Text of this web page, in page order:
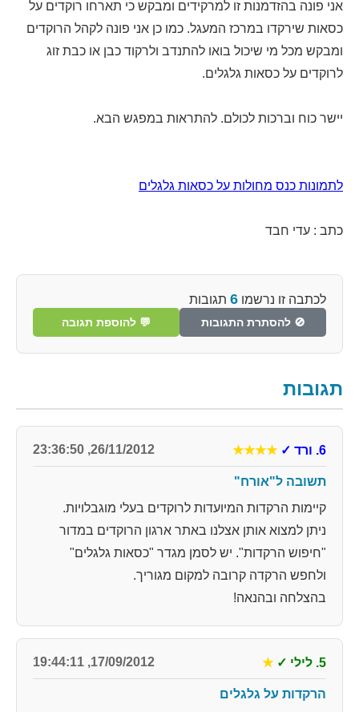
אני פונה בהזדמנות זו למרקידים ומבקש כי תארחו רוקדים על
כסאות שירקדו במרכז המעגל. כמו כן אני פונה לקהל הרוקדים
ומבקש מכל מי שיכול בואו להתנדב ולרקוד כבן או כבת זוג
לרוקדים על כסאות גלגלים.
יישר כוח וברכות לכולם. להתראות במפגש הבא.
לתמונות כנס מחולות על כסאות גלגלים
כתב : עדי חבד
לכתבה זו נרשמו 6 תגובות
🚫 להסתרת התגובות 💬 להוספת תגובה
תגובות
6. ורד ✓
★★★★
26/11/2012, 23:36:50
תשובה ל"אורח"
קיימות הרקדות המיועדות לרוקדים בעלי מוגבלויות.
ניתן למצוא אותן אצלנו באתר ארגון הרוקדים במדור
"חיפוש הרקדות". יש לסמן מגדר "כסאות גלגלים"
ולחפש הרקדה קרובה למקום מגוריך.
בהצלחה ובהנאה!
5. לילי ✓
★
17/09/2012, 19:44:11
הרקדות על גלגלים